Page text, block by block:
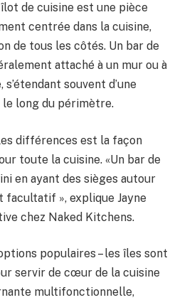
de cuisine est une pièce
centrée dans la cuisine,
de tous les côtés. Un bar de
attaché à un mur ou à
souvent d’une
le long du périmètre.
différences est la façon
toute la cuisine. «Un bar de
en ayant des sièges autour
facultatif », explique Jayne
chez Naked Kitchens.
populaires – les îles sont
servir de cœur de la cuisine
multifonctionnelle,